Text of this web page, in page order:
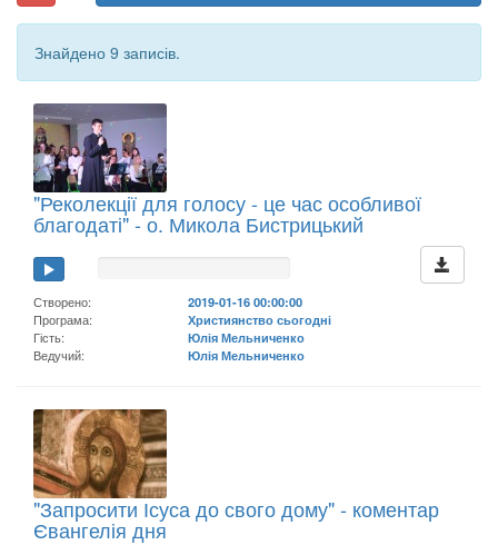
Знайдено 9 записів.
"Реколекції для голосу - це час особливої
благодаті" - о. Микола Бистрицький
Створено:
2019-01-16 00:00:00
Програма:
Християнство сьогодні
Гість:
Юлія Мельниченко
Ведучий:
Юлія Мельниченко
"Запросити Ісуса до свого дому" - коментар
Євангелія дня